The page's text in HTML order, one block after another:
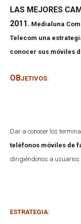
LAS MEJORES
2011. Medialuna
Telecom una
conocer sus móviles
OBJETIVOS:
Dar a conocer los
teléfonos móviles de
dirigiéndonos a usuarios
ESTRATEGIA: